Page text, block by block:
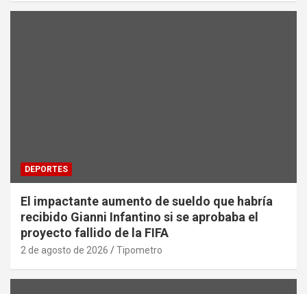
DEPORTES
El impactante aumento de sueldo que habría
recibido Gianni Infantino si se aprobaba el
proyecto fallido de la FIFA
2 de agosto de 2026 Tipometro